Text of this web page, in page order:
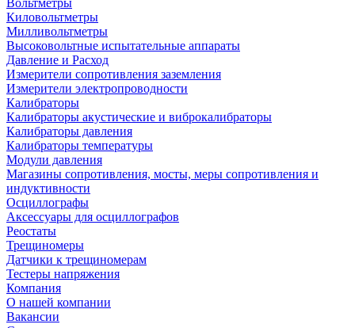
Вольтметры
Киловольтметры
Милливольтметры
Высоковольтные испытательные аппараты
Давление и Расход
Измерители сопротивления заземления
Измерители электропроводности
Калибраторы
Калибраторы акустические и виброкалибраторы
Калибраторы давления
Калибраторы температуры
Модули давления
Магазины сопротивления, мосты, меры сопротивления и
индуктивности
Осциллографы
Аксессуары для осциллографов
Реостаты
Трещиномеры
Датчики к трещиномерам
Тестеры напряжения
Компания
О нашей компании
Вакансии